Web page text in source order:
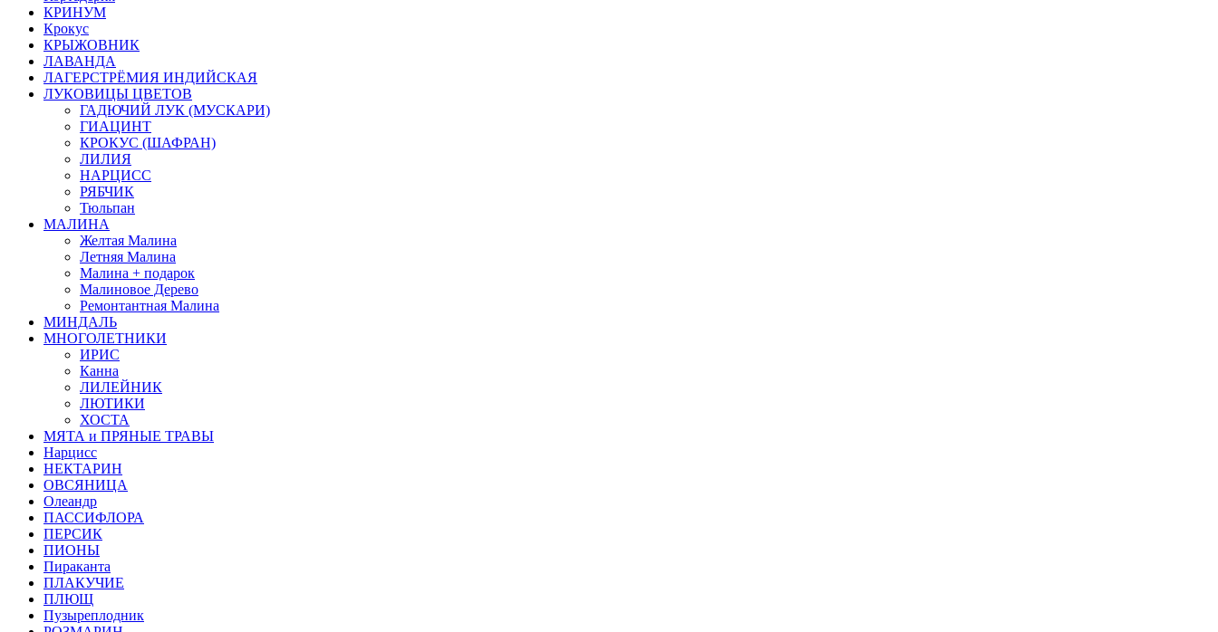
КРИНУМ
Крокус
КРЫЖОВНИК
ЛАВАНДА
ЛАГЕРСТРЁМИЯ ИНДИЙСКАЯ
ЛУКОВИЦЫ ЦВЕТОВ
ГАДЮЧИЙ ЛУК (МУСКАРИ)
ГИАЦИНТ
КРОКУС (ШАФРАН)
ЛИЛИЯ
НАРЦИСС
РЯБЧИК
Тюльпан
МАЛИНА
Желтая Малина
Летняя Малина
Малина + подарок
Малиновое Дерево
Ремонтантная Малина
МИНДАЛЬ
МНОГОЛЕТНИКИ
ИРИС
Канна
ЛИЛЕЙНИК
ЛЮТИКИ
ХОСТА
МЯТА и ПРЯНЫЕ ТРАВЫ
Нарцисс
НЕКТАРИН
ОВСЯНИЦА
Олеандр
ПАССИФЛОРА
ПЕРСИК
ПИОНЫ
Пираканта
ПЛАКУЧИЕ
ПЛЮЩ
Пузыреплодник